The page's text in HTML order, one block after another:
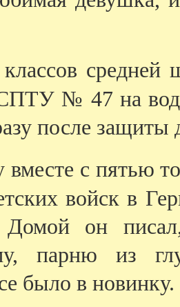
№ 47 на
после защиты
вместе с пятью
войск в
Домой он
парню из
было в новинку.